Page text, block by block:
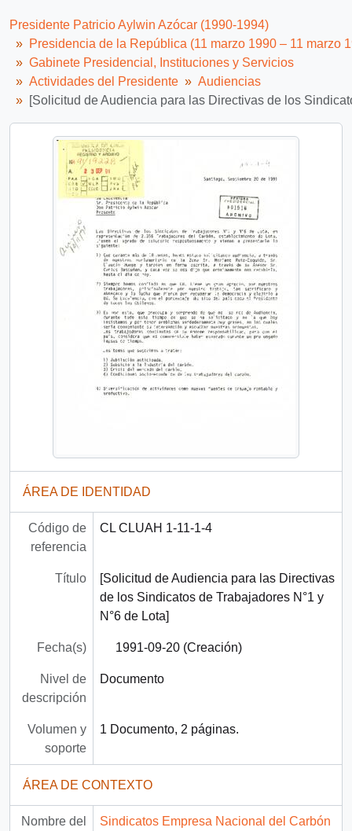
Presidente Patricio Aylwin Azócar (1990-1994)
Presidencia de la República (11 marzo 1990 – 11 marzo
Gabinete Presidencial, Instituciones y Servicios
Actividades del Presidente
Audiencias
[Solicitud de Audiencia para las Directivas de los
ÁREA DE IDENTIDAD
Código de
referencia
CL CLUAH 1-11-1-4
Título
[Solicitud de Audiencia para las Directivas
de los Sindicatos de Trabajadores N°1 y
N°6 de Lota]
Fecha(s) 1991-09-20 (Creación)
Nivel de
descripción
Documento
Volumen y
soporte
1 Documento, 2 páginas.
ÁREA DE CONTEXTO
Nombre del Sindicatos Empresa Nacional del Carbón